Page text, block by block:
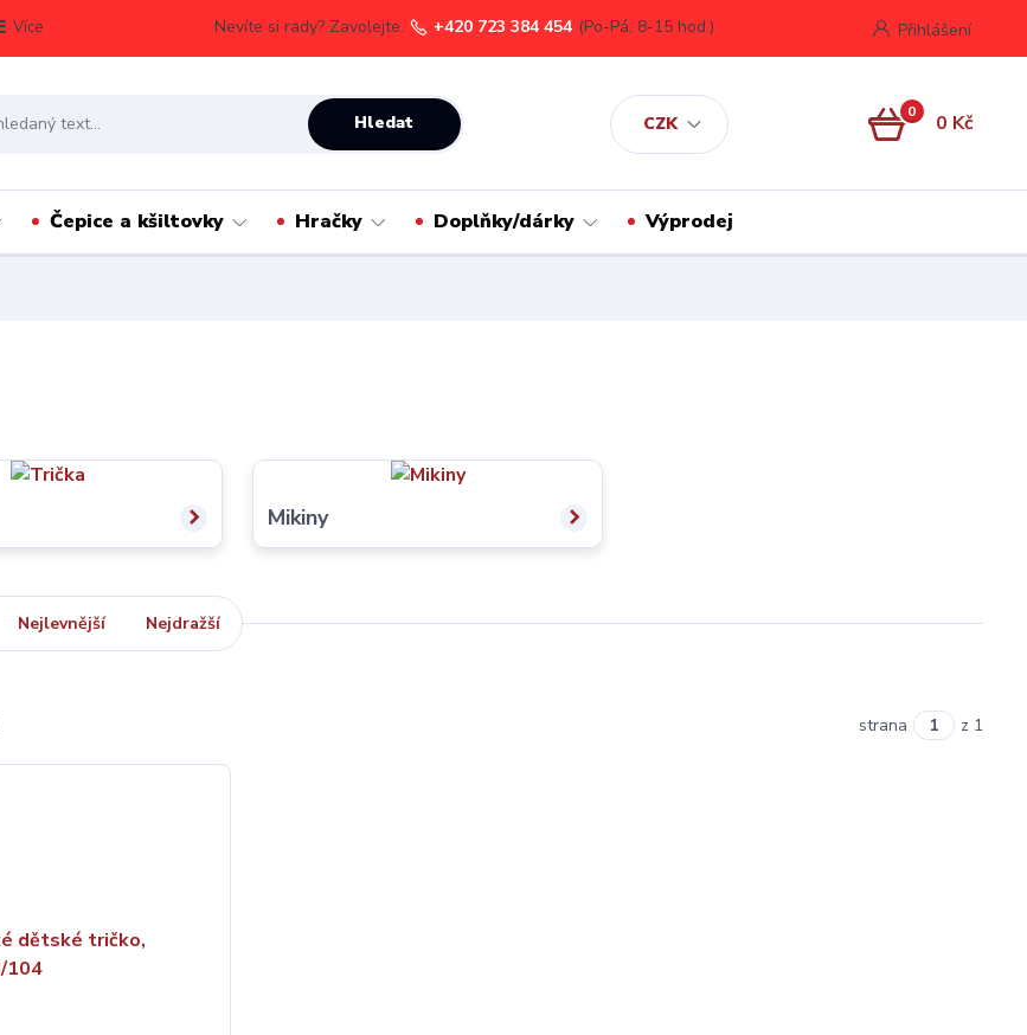
Více
CZK
Přihlášení
Hledat
Nevíte si rady? Zavolejte. +420 723 384 454 (Po-Pá, 8-15 hod.)
0 0 Kč
Čepice a kšiltovky Hračky Doplňky/dárky Výprodej
Mikiny
Nejlevnější Nejdražší
strana z 1